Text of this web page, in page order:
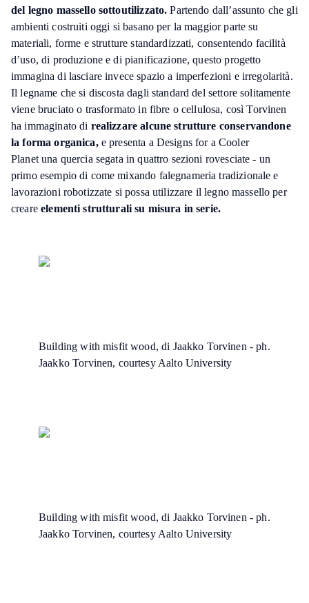
del legno massello sottoutilizzato. Partendo dall’assunto che gli
ambienti costruiti oggi si basano per la maggior parte su
materiali, forme e strutture standardizzati, consentendo facilità
d’uso, di produzione e di pianificazione, questo progetto
immagina di lasciare invece spazio a imperfezioni e irregolarità.
Il legname che si discosta dagli standard del settore solitamente
viene bruciato o trasformato in fibre o cellulosa, così Torvinen
ha immaginato di realizzare alcune strutture conservandone
la forma organica,e presenta a Designs for a Cooler
Planet una quercia segata in quattro sezioni rovesciate - un
primo esempio di come mixando falegnameria tradizionale e
lavorazioni robotizzate si possa utilizzare il legno massello per
creareelementi strutturali su misura in serie.
Building with misfit wood, di Jaakko Torvinen - ph.
Jaakko Torvinen, courtesy Aalto University
Building with misfit wood, di Jaakko Torvinen - ph.
Jaakko Torvinen, courtesy Aalto University